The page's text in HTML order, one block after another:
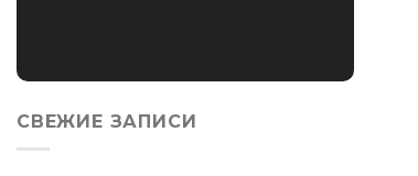
СВЕЖИЕ ЗАПИСИ